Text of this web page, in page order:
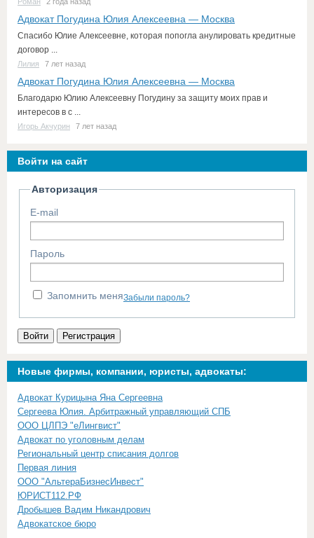
Адвокат Погудина Юлия Алексеевна — Москва
Спасибо Юлие Алексеевне, которая попогла анулировать кредитные
договор ...
Лилия 7 лет назад
Адвокат Погудина Юлия Алексеевна — Москва
Благодарю Юлию Алексеевну Погудину за защиту моих прав и
интересов в с ...
Игорь Акчурин 7 лет назад
Войти на сайт
Авторизация
E-mail
Пароль
Запомнить меняЗабыли пароль?
Войти Регистрация
Новые фирмы, компании, юристы, адвокаты:
Адвокат Курицына Яна Сергеевна
Сергеева Юлия. Арбитражный управляющий СПБ
ООО ЦЛПЭ "еЛингвист"
Адвокат по уголовным делам
Региональный центр списания долгов
Первая линия
ООО "АльтераБизнесИнвест"
ЮРИСТ112.РФ
Дробышев Вадим Никандрович
Адвокатское бюро